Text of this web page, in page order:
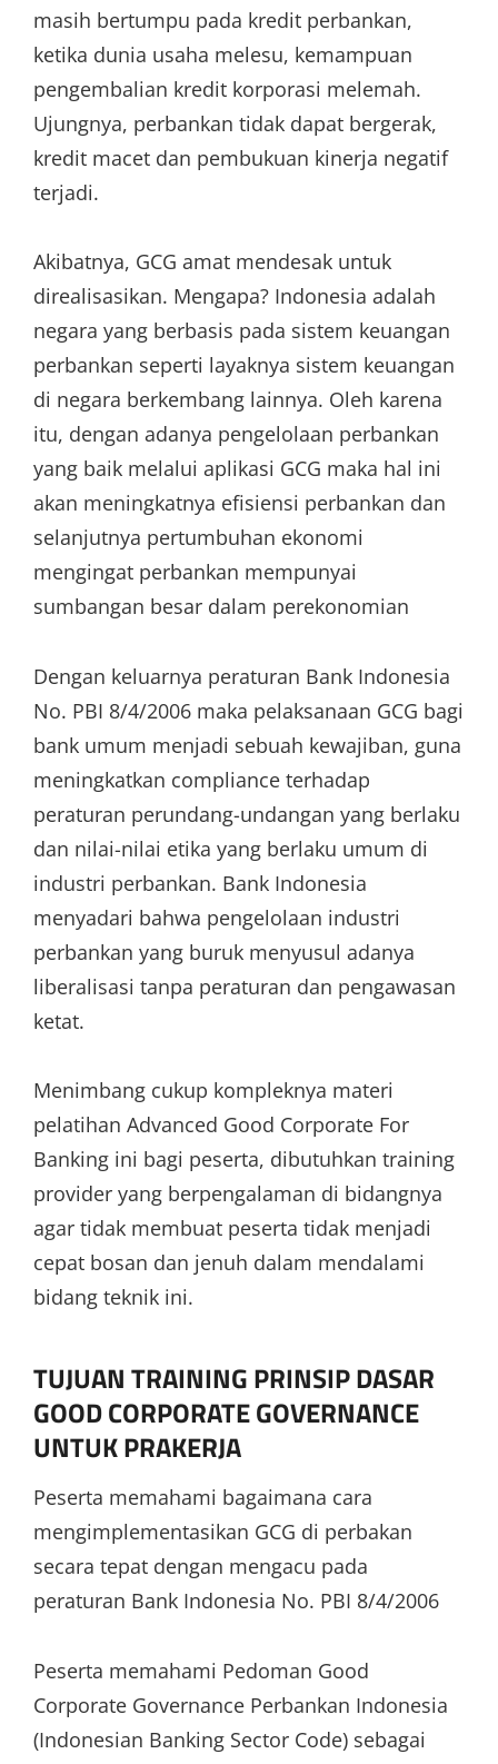
masih bertumpu pada kredit perbankan,
ketika dunia usaha melesu, kemampuan
pengembalian kredit korporasi melemah.
Ujungnya, perbankan tidak dapat bergerak,
kredit macet dan pembukuan kinerja negatif
terjadi.
Akibatnya, GCG amat mendesak untuk
direalisasikan. Mengapa? Indonesia adalah
negara yang berbasis pada sistem keuangan
perbankan seperti layaknya sistem keuangan
di negara berkembang lainnya. Oleh karena
itu, dengan adanya pengelolaan perbankan
yang baik melalui aplikasi GCG maka hal ini
akan meningkatnya efisiensi perbankan dan
selanjutnya pertumbuhan ekonomi
mengingat perbankan mempunyai
sumbangan besar dalam perekonomian
Dengan keluarnya peraturan Bank Indonesia
No. PBI 8/4/2006 maka pelaksanaan GCG bagi
bank umum menjadi sebuah kewajiban, guna
meningkatkan compliance terhadap
peraturan perundang-undangan yang berlaku
dan nilai-nilai etika yang berlaku umum di
industri perbankan. Bank Indonesia
menyadari bahwa pengelolaan industri
perbankan yang buruk menyusul adanya
liberalisasi tanpa peraturan dan pengawasan
ketat.
Menimbang cukup kompleknya materi
pelatihan Advanced Good Corporate For
Banking ini bagi peserta, dibutuhkan training
provider yang berpengalaman di bidangnya
agar tidak membuat peserta tidak menjadi
cepat bosan dan jenuh dalam mendalami
bidang teknik ini.
TUJUAN TRAINING PRINSIP DASAR
GOOD CORPORATE GOVERNANCE
UNTUK PRAKERJA
Peserta memahami bagaimana cara
mengimplementasikan GCG di perbakan
secara tepat dengan mengacu pada
peraturan Bank Indonesia No. PBI 8/4/2006
Peserta memahami Pedoman Good
Corporate Governance Perbankan Indonesia
(Indonesian Banking Sector Code) sebagai